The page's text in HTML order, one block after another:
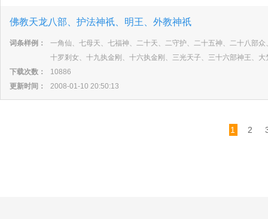
佛教天龙八部、护法神祇、明王、外教神祇
词条样例：
一角仙、七母天、七福神、二十天、二守护、二十五神、二十八部
十罗剎女、十九执金刚、十六执金刚、三光天子、三十六部神王、大
下载次数：
10886
更新时间：
2008-01-10 20:50:13
1 2